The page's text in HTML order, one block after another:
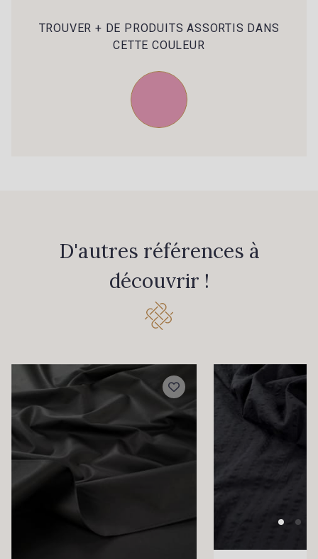
TROUVER + DE PRODUITS ASSORTIS DANS
CETTE COULEUR
D'autres références à
découvrir !